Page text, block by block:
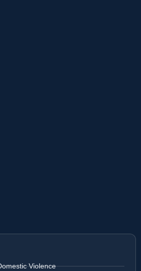
Violence